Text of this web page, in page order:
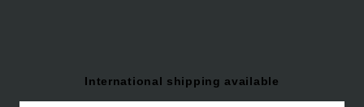
International shipping available